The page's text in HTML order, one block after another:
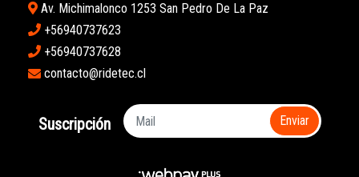
Av. Michimalonco 1253 San Pedro De La Paz
+56940737623
+56940737628
contacto@ridetec.cl
Suscripción Enviar